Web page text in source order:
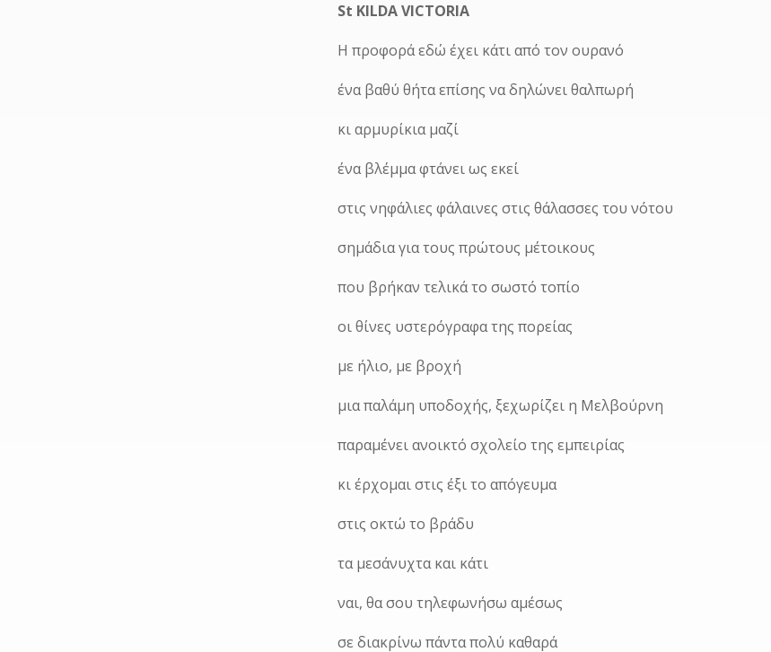
St ΚΙLDA VICTORIA
H προφορά εδώ έχει κάτι από τον ουρανό
ένα βαθύ θήτα επίσης να δηλώνει θαλπωρή
κι αρμυρίκια μαζί
ένα βλέμμα φτάνει ως εκεί
στις νηφάλιες φάλαινες στις θάλασσες του νότου
σημάδια για τους πρώτους μέτοικους
που βρήκαν τελικά το σωστό τοπίο
οι θίνες υστερόγραφα της πορείας
με ήλιο, με βροχή
μια παλάμη υποδοχής, ξεχωρίζει η Μελβούρνη
παραμένει ανοικτό σχολείο της εμπειρίας
κι έρχομαι στις έξι το απόγευμα
στις οκτώ το βράδυ
τα μεσάνυχτα και κάτι
ναι, θα σου τηλεφωνήσω αμέσως
σε διακρίνω πάντα πολύ καθαρά